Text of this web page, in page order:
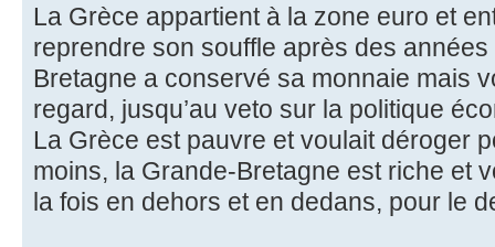
La Grèce appartient à la zone euro et
reprendre son souffle après des années
Bretagne a conservé sa monnaie mais
regard, jusqu’au veto sur la politique
La Grèce est pauvre et voulait déroger
moins, la Grande-Bretagne est riche et
la fois en dehors et en dedans, pour le